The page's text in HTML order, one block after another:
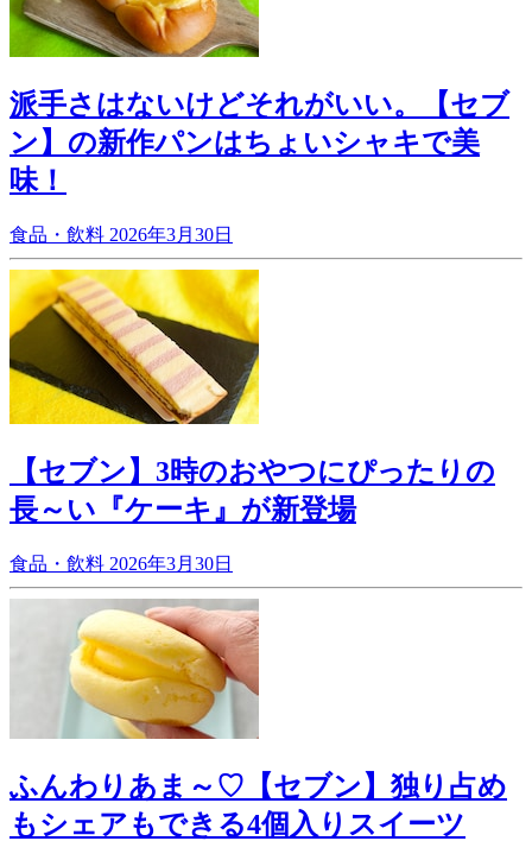
派手さはないけどそれがいい。【セブ
ン】の新作パンはちょいシャキで美
味！
食品・飲料 2026年3月30日
【セブン】3時のおやつにぴったりの
長～い『ケーキ』が新登場
食品・飲料 2026年3月30日
ふんわりあま～♡【セブン】独り占め
もシェアもできる4個入りスイーツ